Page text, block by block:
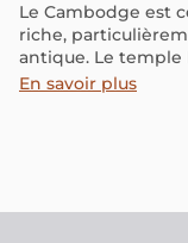
Le Cambodge est
riche,
antique. Le
cité d'Angkor, est
ont façonné cette
En savoir plus